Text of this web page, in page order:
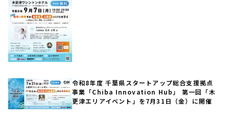
令和8年度 千葉県スタートアップ総合支援拠点
事業「Chiba Innovation Hub」 第一回「木
更津エリアイベント」を7月31日（金）に開催